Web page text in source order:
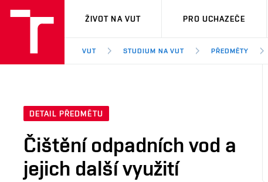
VUT
ŽIVOT NA VUT PRO UCHAZEČE
VUT STUDIUM NA VUT PŘEDMĚTY
DETAIL PŘEDMĚTU
Čištění odpadních vod a
jejich další využití